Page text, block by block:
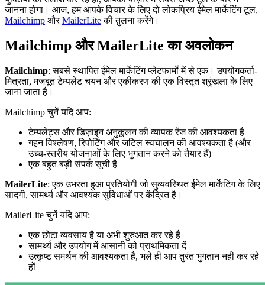
जानना होगा। आज, हम आपके विचार के लिए दो लोकप्रिय ईमेल मार्केटिंग टूल,
Mailchimp औरMailerLiteकी तुलना करेंगे।
Mailchimp और MailerLite का अवलोकन
Mailchimp: सबसे स्थापित ईमेल मार्केटिंग प्लेटफार्मों में से एक। उपयोगकर्ता-
मित्रता, मजबूत टेम्पलेट चयन और एकीकरण की एक विस्तृत श्रृंखला के लिए
जाना जाता है।
Mailchimp चुनें यदि आप:
टेम्पलेट्स और डिज़ाइन अनुकूलन की व्यापक रेंज की आवश्यकता है
गहन विश्लेषण, रिपोर्टिंग और जटिल स्वचालन की आवश्यकता है (और
उच्च-स्तरीय योजनाओं के लिए भुगतान करने को तैयार हैं)
एक बहुत बड़ी संपर्क सूची है
MailerLite: एक उभरता हुआ प्रतियोगी जो सुव्यवस्थित ईमेल मार्केटिंग के लिए
सादगी, सामर्थ्य और आवश्यक सुविधाओं पर केंद्रित है।
MailerLite चुनें यदि आप:
एक छोटा व्यवसाय है या अभी शुरुआत कर रहे हैं
सामर्थ्य और उपयोग में आसानी को प्राथमिकता दें
उत्कृष्ट समर्थन की आवश्यकता है, भले ही आप तुरंत भुगतान नहीं कर रहे
हों